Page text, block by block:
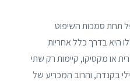
תחת סמכות השיפוט
היא בדרך כלל אחריות
או מקסיקו, קיימות רק שתי
בקנדה, והרוב המכריע של